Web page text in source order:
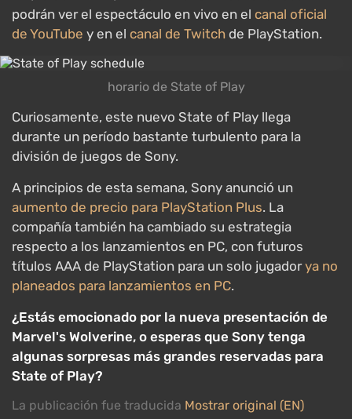
podrán ver el espectáculo en vivo en el canal oficial
de YouTube y en el canal de Twitch de PlayStation.
horario de State of Play
Curiosamente, este nuevo State of Play llega
durante un período bastante turbulento para la
división de juegos de Sony.
A principios de esta semana, Sony anunció un
aumento de precio para PlayStation Plus. La
compañía también ha cambiado su estrategia
respecto a los lanzamientos en PC, con futuros
títulos AAA de PlayStation para un solo jugadorya no
planeados para lanzamientos en PC.
¿Estás emocionado por la nueva presentación de
Marvel's Wolverine, o esperas que Sony tenga
algunas sorpresas más grandes reservadas para
State of Play?
La publicación fue traducida Mostrar original (EN)